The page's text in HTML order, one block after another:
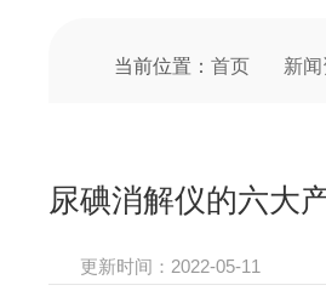
当前位置：首页 新
尿碘消解仪的六大
更新时间：2022-05-11